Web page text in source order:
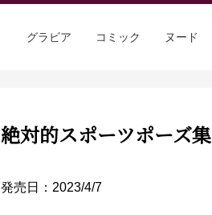
グラビア コミック ヌード
絶対的スポーツポーズ集
発売日：2023/4/7